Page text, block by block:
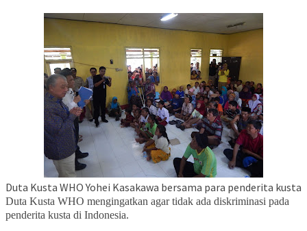
Duta Kusta WHO Yohei Kasakawa bersama para penderita kusta
Duta Kusta WHO mengingatkan agar tidak ada diskriminasi pada
penderita kusta di Indonesia.